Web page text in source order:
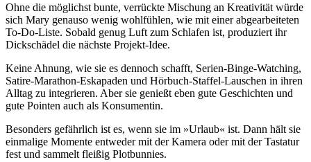
Ohne die möglichst bunte, verrückte Mischung an Kreativität würde
sich Mary genauso wenig wohlfühlen, wie mit einer abgearbeiteten
To-Do-Liste. Sobald genug Luft zum Schlafen ist, produziert ihr
Dickschädel die nächste Projekt-Idee.
Keine Ahnung, wie sie es dennoch schafft, Serien-Binge-Watching,
Satire-Marathon-Eskapaden und Hörbuch-Staffel-Lauschen in ihren
Alltag zu integrieren. Aber sie genießt eben gute Geschichten und
gute Pointen auch als Konsumentin.
Besonders gefährlich ist es, wenn sie im »Urlaub« ist. Dann hält sie
einmalige Momente entweder mit der Kamera oder mit der Tastatur
fest und sammelt fleißig Plotbunnies.